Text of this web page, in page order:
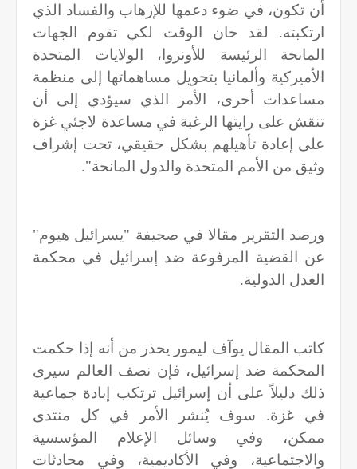
أن تكون، في ضوء دعمها للإرهاب والفساد الذي
ارتكبته. لقد حان الوقت لكي تقوم الجهات
المانحة الرئيسة للأونروا، الولايات المتحدة
الأميركية وألمانيا بتحويل مساهماتها إلى منظمة
مساعدات أخرى، الأمر الذي سيؤدي إلى أن
تنقش على رايتها الرغبة في مساعدة لاجئي غزة
على إعادة تأهيلهم بشكل حقيقي، تحت إشراف
وثيق من الأمم المتحدة والدول المانحة".
ورصد التقرير مقالا في صحيفة "يسرائيل هيوم"
عن القضية المرفوعة ضد إسرائيل في محكمة
العدل الدولية.
كاتب المقال يوآف ليمور يحذر من أنه إذا حكمت
المحكمة ضد إسرائيل، فإن نصف العالم سيرى
ذلك دليلاً على أن إسرائيل ترتكب إبادة جماعية
في غزة. سوف يُنشر الأمر في كل منتدى
ممكن، وفي وسائل الإعلام المؤسسية
والاجتماعية، وفي الأكاديمية، وفي محادثات